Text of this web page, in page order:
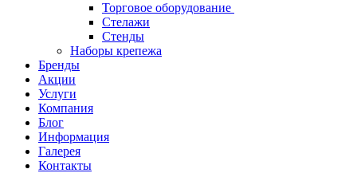
Торговое оборудование
Стелажи
Стенды
Наборы крепежа
Бренды
Акции
Услуги
Компания
Блог
Информация
Галерея
Контакты